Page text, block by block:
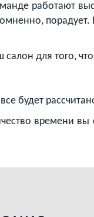
работают
порадует.
для того,
будет
времени